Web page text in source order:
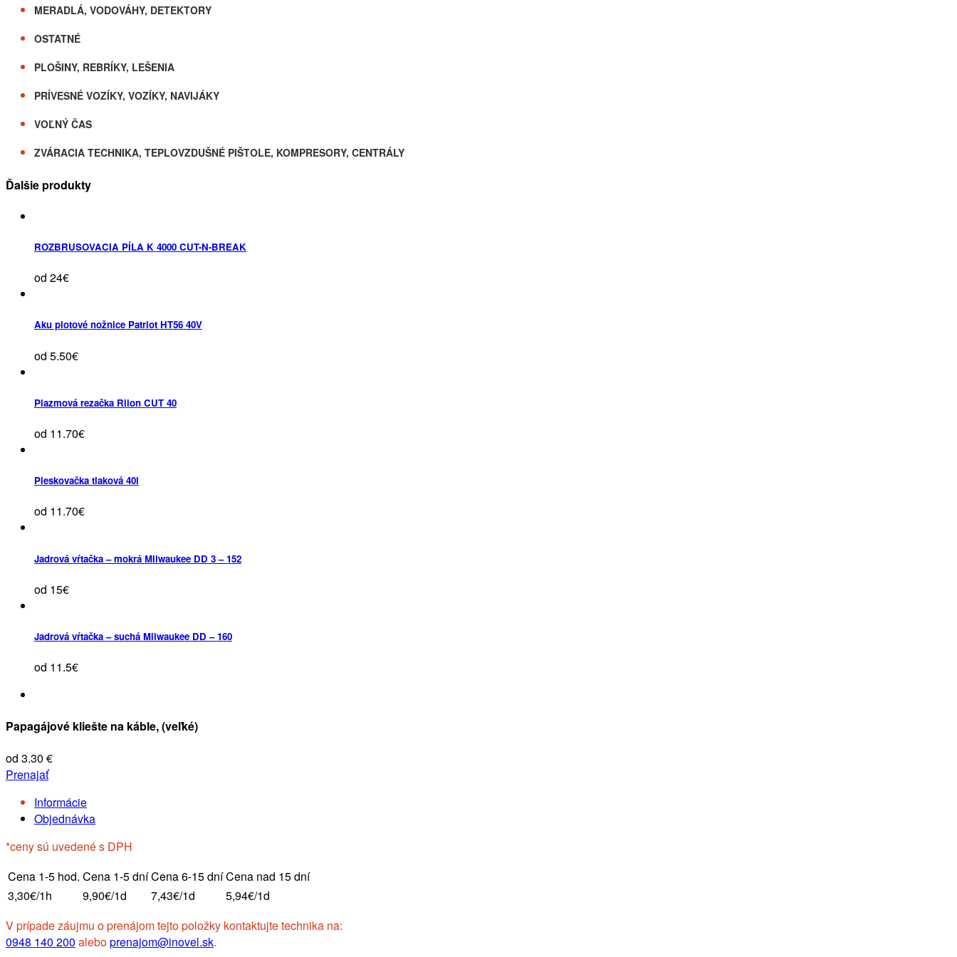
MERADLÁ, VODOVÁHY, DETEKTORY
OSTATNÉ
PLOŠINY, REBRÍKY, LEŠENIA
PRÍVESNÉ VOZÍKY, VOZÍKY, NAVIJÁKY
VOĽNÝ ČAS
ZVÁRACIA TECHNIKA, TEPLOVZDUŠNÉ PIŠTOLE, KOMPRESORY, CENTRÁLY
Ďalšie produkty
ROZBRUSOVACIA PÍLA K 4000 CUT-N-BREAK
od 24€
Aku plotové nožnice Patriot HT56 40V
od 5.50€
Plazmová rezačka Rilon CUT 40
od 11.70€
Pieskovačka tlaková 40l
od 11.70€
Jadrová vŕtačka – mokrá Milwaukee DD 3 – 152
od 15€
Jadrová vŕtačka – suchá Milwaukee DD – 160
od 11.5€
Papagájové kliešte na káble, (veľké)
od 3.30 €
Prenajať
Informácie
Objednávka
*ceny sú uvedené s DPH
Cena 1-5 hod. Cena 1-5 dníCena 6-15 dníCena nad 15 dní
3,30€/1h
9,90€/1d 7,43€/1d
5,94€/1d
V prípade záujmu o prenájom tejto položky kontaktujte technika na:
0948 140 200 aleboprenajom@inovel.sk.